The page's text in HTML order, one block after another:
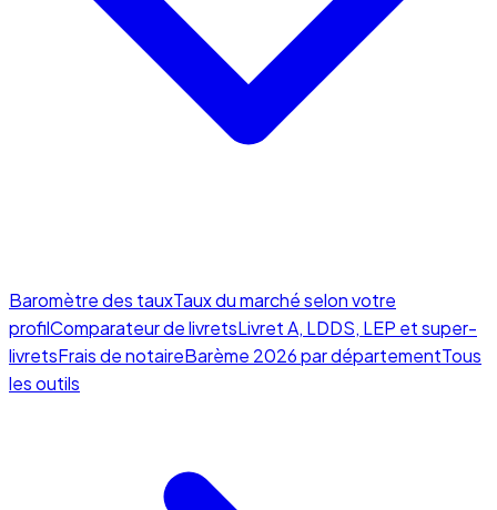
Baromètre des tauxTaux du marché selon votre
profilComparateur de livretsLivret A, LDDS, LEP et super-
livretsFrais de notaireBarème 2026 par départementTous
les outils